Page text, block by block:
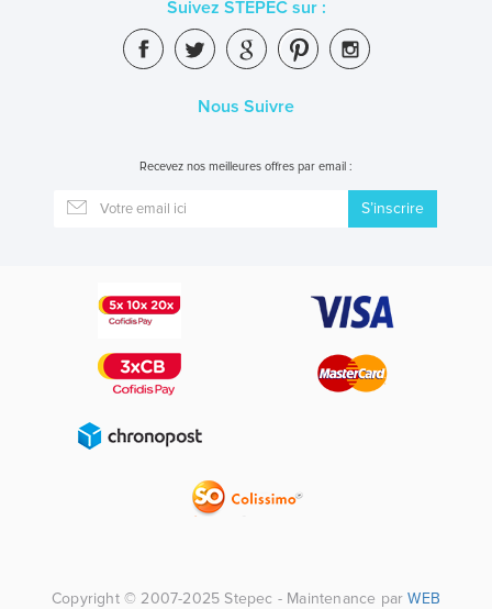
Suivez STEPEC sur :
Nous Suivre
Recevez nos meilleures offres par email :
S’inscrire
Copyright © 2007-2025 Stepec - Maintenance parWEB